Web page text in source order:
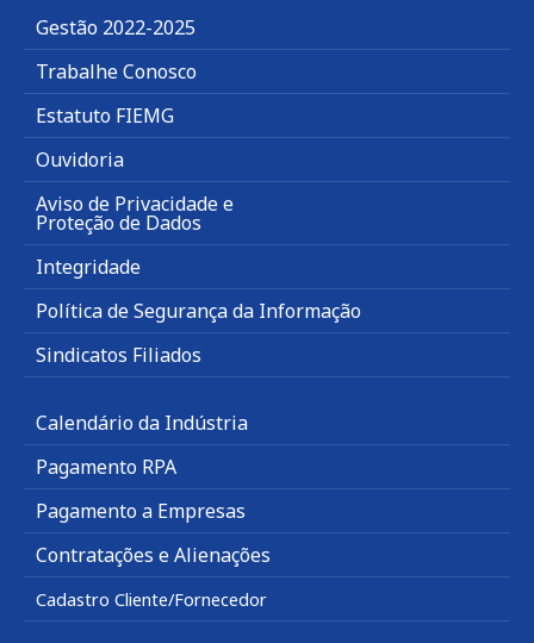
Gestão 2022-2025
Trabalhe Conosco
Estatuto FIEMG
Ouvidoria
Aviso de Privacidade e
Proteção de Dados
Integridade
Política de Segurança da Informação
Sindicatos Filiados
Calendário da Indústria
Pagamento RPA
Pagamento a Empresas
Contratações e Alienações
Cadastro Cliente/Fornecedor